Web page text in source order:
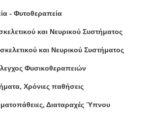
- Φυτοθεραπεία
και Νευρικού Συστήματος
και Νευρικού Συστήματος
Φυσικοθεραπειών
Χρόνιες παθήσεις
Διαταραχές Ύπνου